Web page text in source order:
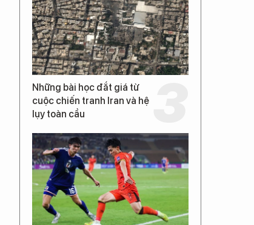
Những bài học đắt giá từ
cuộc chiến tranh Iran và hệ
lụy toàn cầu